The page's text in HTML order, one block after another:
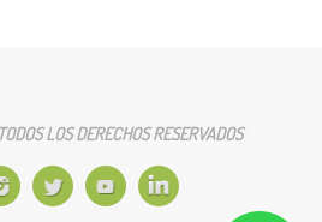
LOS DERECHOS RESERVADOS